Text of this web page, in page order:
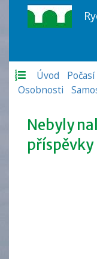
Úvod Počasí
Osobnosti
Nebyly
příspěvky